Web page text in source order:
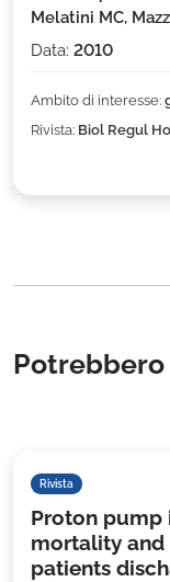
Melatini MC,
Data: 2010
Ambito di interesse:
Rivista: Biol Regul
Rivista
Proton pump
mortality
patients